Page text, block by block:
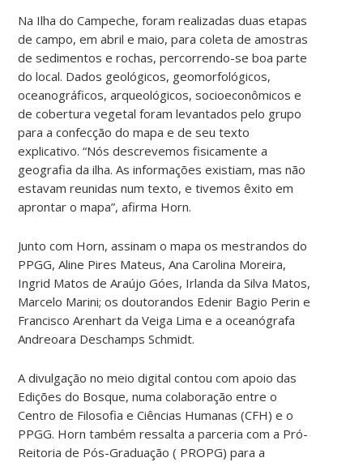
Na Ilha do Campeche, foram realizadas duas etapas
de campo, em abril e maio, para coleta de amostras
de sedimentos e rochas, percorrendo-se boa parte
do local. Dados geológicos, geomorfológicos,
oceanográficos, arqueológicos, socioeconômicos e
de cobertura vegetal foram levantados pelo grupo
para a confecção do mapa e de seu texto
explicativo. “Nós descrevemos fisicamente a
geografia da ilha. As informações existiam, mas não
estavam reunidas num texto, e tivemos êxito em
aprontar o mapa”, afirma Horn.
Junto com Horn, assinam o mapa os mestrandos do
PPGG, Aline Pires Mateus, Ana Carolina Moreira,
Ingrid Matos de Araújo Góes, Irlanda da Silva Matos,
Marcelo Marini; os doutorandos Edenir Bagio Perin e
Francisco Arenhart da Veiga Lima e a oceanógrafa
Andreoara Deschamps Schmidt.
A divulgação no meio digital contou com apoio das
Edições do Bosque, numa colaboração entre o
Centro de Filosofia e Ciências Humanas (CFH) e o
PPGG. Horn também ressalta a parceria com a Pró-
Reitoria de Pós-Graduação ( PROPG) para a